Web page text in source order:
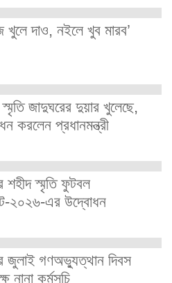
খুলে দাও, নইলে খুব মারব’
জাদুঘরের দুয়ার খুলেছে,
করলেন প্রধানমন্ত্রী
শহীদ স্মৃতি ফুটবল
২০২৬-এর উদ্বোধন
জুলাই গণঅভ্যুত্থান দিবস
নানা কর্মসূচি